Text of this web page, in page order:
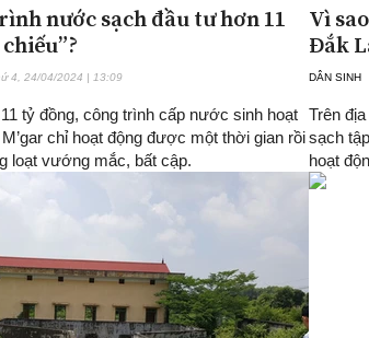
nước sạch đầu tư hơn 11
4, 24/04/2024 | 13:09
tỷ đồng, công trình cấp nước sinh hoạt
chỉ hoạt động được một thời gian rồi
loạt vướng mắc, bất cập.
Vì
Đắk
DÂN SINH
Trên
sạch
hoạt